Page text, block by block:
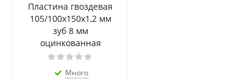
Пластина гвоздевая
105/100х150х1,2 мм
зуб 8 мм
оцинкованная
Много